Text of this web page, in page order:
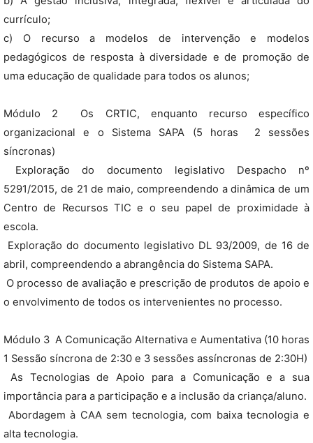
currículo;
c) O recurso a modelos de intervenção e modelos
pedagógicos de resposta à diversidade e de promoção de
uma educação de qualidade para todos os alunos;
Módulo 2  Os CRTIC, enquanto recurso específico
organizacional e o Sistema SAPA (5 horas  2 sessões
síncronas)
 Exploração do documento legislativo Despacho nº
5291/2015, de 21 de maio, compreendendo a dinâmica de um
Centro de Recursos TIC e o seu papel de proximidade à
escola.
 Exploração do documento legislativo DL 93/2009, de 16 de
abril, compreendendo a abrangência do Sistema SAPA.
 O processo de avaliação e prescrição de produtos de apoio e
o envolvimento de todos os intervenientes no processo.
Módulo 3  A Comunicação Alternativa e Aumentativa (10 horas
1 Sessão síncrona de 2:30 e 3 sessões assíncronas de 2:30H)
 As Tecnologias de Apoio para a Comunicação e a sua
importância para a participação e a inclusão da criança/aluno.
 Abordagem à CAA sem tecnologia, com baixa tecnologia e
alta tecnologia.